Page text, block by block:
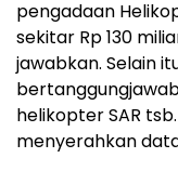
pengadaan
sekitar Rp 130
jawabkan. Selain
helikopter SAR
menyerahkan